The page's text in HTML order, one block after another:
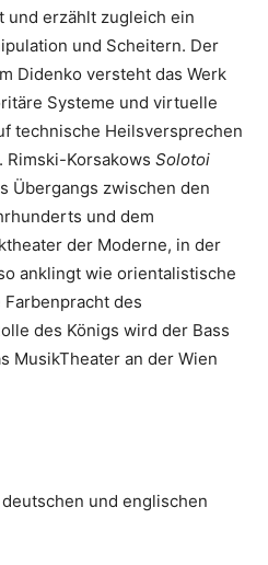
und erzählt zugleich ein
und Scheitern. Der
Didenko versteht das Werk
Systeme und virtuelle
technische Heilsversprechen
Korsakows Solotoi
Übergangs zwischen den
und dem
der Moderne, in der
anklingt wie orientalistische
des
des Königs wird der Bass
MusikTheater an der Wien
und englischen